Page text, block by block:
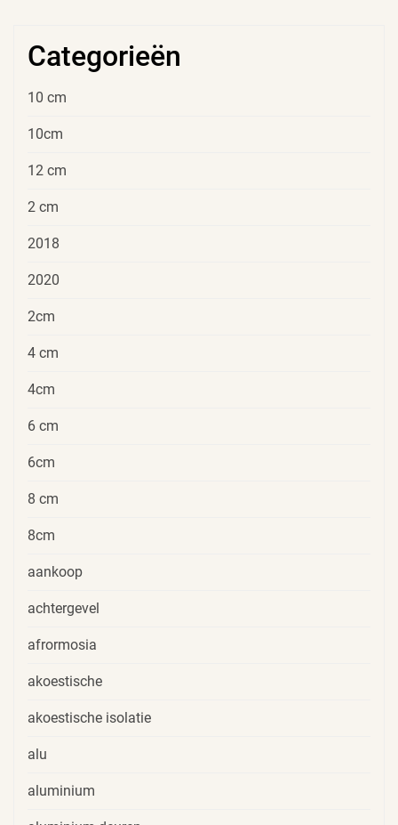
Categorieën
10 cm
10cm
12 cm
2 cm
2018
2020
2cm
4 cm
4cm
6 cm
6cm
8 cm
8cm
aankoop
achtergevel
afrormosia
akoestische
akoestische isolatie
alu
aluminium